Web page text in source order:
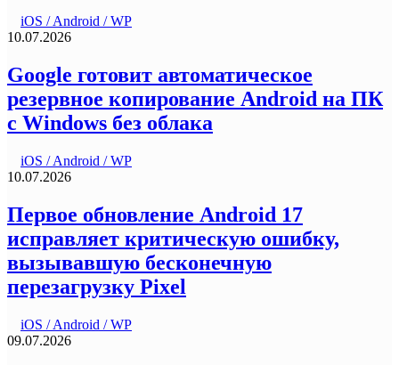
iOS / Android / WP
10.07.2026
Google готовит автоматическое
резервное копирование Android на ПК
с Windows без облака
iOS / Android / WP
10.07.2026
Первое обновление Android 17
исправляет критическую ошибку,
вызывавшую бесконечную
перезагрузку Pixel
iOS / Android / WP
09.07.2026